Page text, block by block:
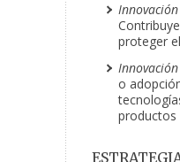
proteger
o
productos